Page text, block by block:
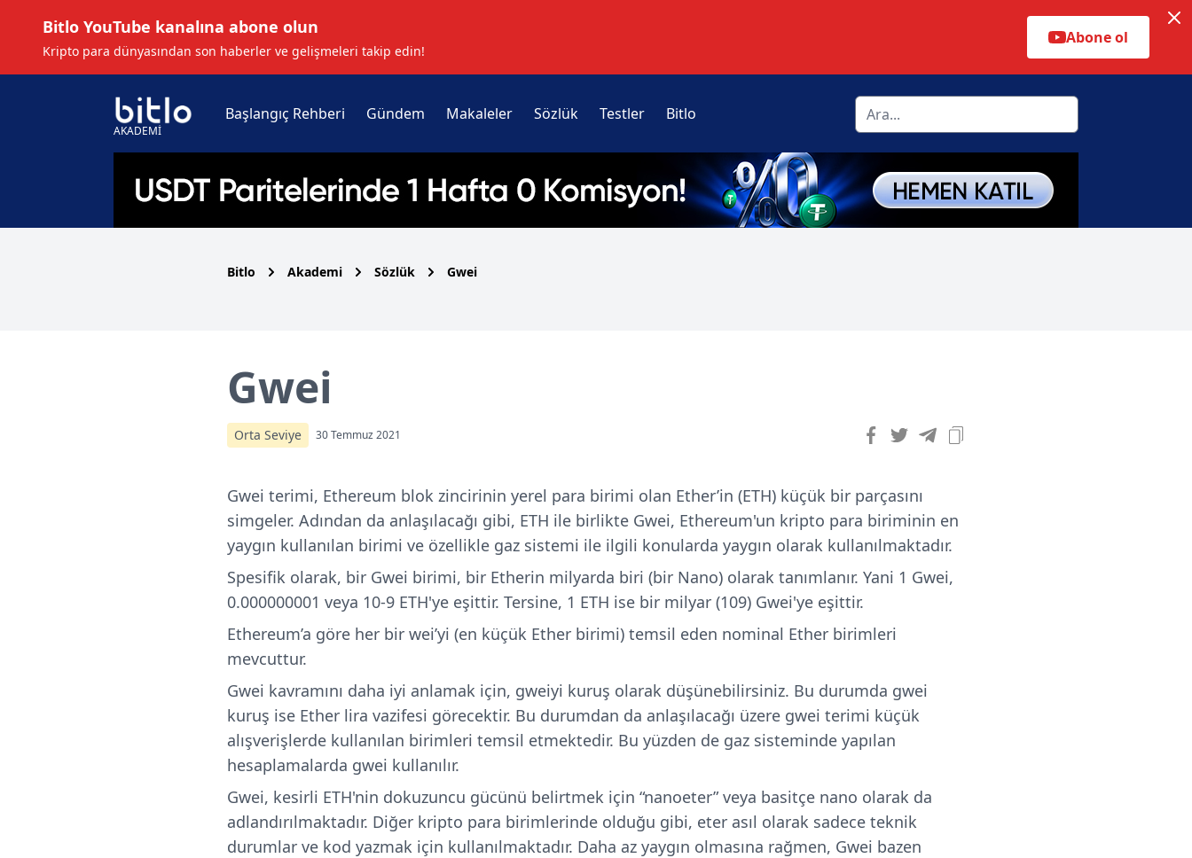
Bitlo YouTube kanalına abone olun
Kripto para dünyasından son haberler ve gelişmeleri takip edin!
Abone ol
AKADEMİ
Başlangıç Rehberi Gündem Makaleler Sözlük Testler Bitlo
Bitlo Akademi Sözlük Gwei
Gwei
Orta Seviye 30 Temmuz 2021
Gwei terimi, Ethereum blok zincirinin yerel para birimi olan Ether’in (ETH) küçük bir parçasını
simgeler. Adından da anlaşılacağı gibi, ETH ile birlikte Gwei, Ethereum'un kripto para biriminin en
yaygın kullanılan birimi ve özellikle gaz sistemi ile ilgili konularda yaygın olarak kullanılmaktadır.
Spesifik olarak, bir Gwei birimi, bir Etherin milyarda biri (bir Nano) olarak tanımlanır. Yani 1 Gwei,
0.000000001 veya 10-9 ETH'ye eşittir. Tersine, 1 ETH ise bir milyar (109) Gwei'ye eşittir.
Ethereum’a göre her bir wei’yi (en küçük Ether birimi) temsil eden nominal Ether birimleri
mevcuttur.
Gwei kavramını daha iyi anlamak için, gweiyi kuruş olarak düşünebilirsiniz. Bu durumda gwei
kuruş ise Ether lira vazifesi görecektir. Bu durumdan da anlaşılacağı üzere gwei terimi küçük
alışverişlerde kullanılan birimleri temsil etmektedir. Bu yüzden de gaz sisteminde yapılan
hesaplamalarda gwei kullanılır.
Gwei, kesirli ETH'nin dokuzuncu gücünü belirtmek için “nanoeter” veya basitçe nano olarak da
adlandırılmaktadır. Diğer kripto para birimlerinde olduğu gibi, eter asıl olarak sadece teknik
durumlar ve kod yazmak için kullanılmaktadır. Daha az yaygın olmasına rağmen, Gwei bazen